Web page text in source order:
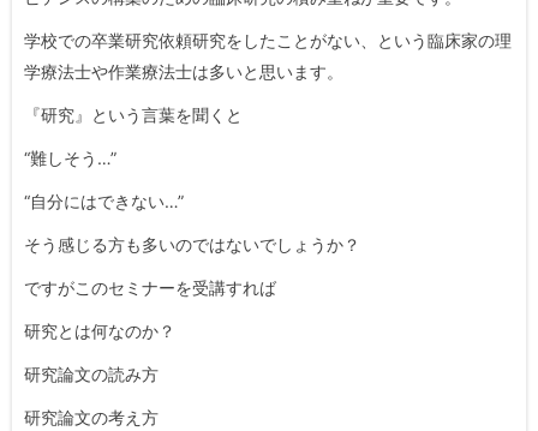
学校での卒業研究依頼研究をしたことがない、という臨床家の理
学療法士や作業療法士は多いと思います。
『研究』という言葉を聞くと
“難しそう…”
“自分にはできない…”
そう感じる方も多いのではないでしょうか？
ですがこのセミナーを受講すれば
研究とは何なのか？
研究論文の読み方
研究論文の考え方